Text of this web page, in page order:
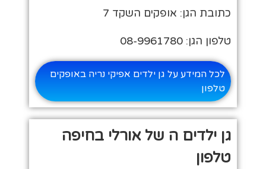
כתובת הגן: אופקים השקד 7
טלפון הגן: 08-9961780
לכל המידע על גן ילדים אפיקי נריה באופקים
טלפון
גן ילדים ה של אורלי בחיפה
טלפון